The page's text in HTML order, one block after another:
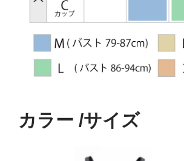
カラー サイズ